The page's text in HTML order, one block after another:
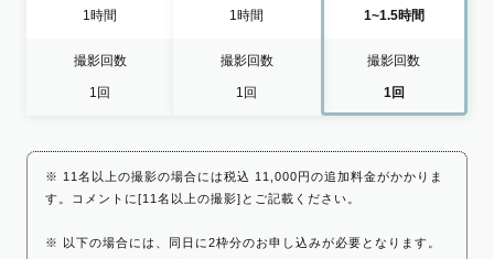
1時間
撮影回数
1回
1時間
撮影回数
1回
1~1.5時間
撮影回数
1回
※ 11名以上の撮影の場合には税込 11,000円の追加料金がかかりま
す。コメントに[11名以上の撮影]とご記載ください。
※ 以下の場合には、同日に2枠分のお申し込みが必要となります。